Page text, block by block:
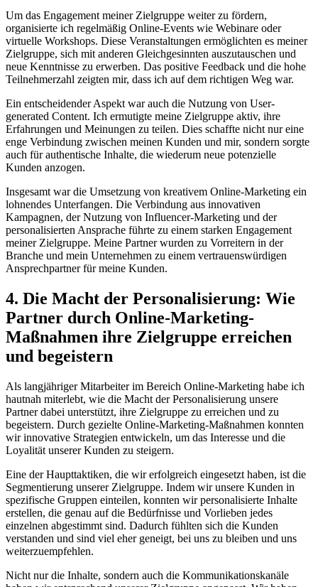
Um das Engagement meiner Zielgruppe weiter zu fördern,
organisierte ich regelmäßig Online-Events wie Webinare oder
virtuelle Workshops. Diese Veranstaltungen ermöglichten es meiner
Zielgruppe, sich mit anderen Gleichgesinnten auszutauschen und
neue Kenntnisse zu erwerben. Das positive Feedback und die hohe
Teilnehmerzahl zeigten mir, dass ich auf dem richtigen Weg war.
Ein entscheidender Aspekt war auch die Nutzung von User-
generated Content. Ich ermutigte meine Zielgruppe aktiv, ihre
Erfahrungen und Meinungen zu teilen. Dies schaffte nicht nur eine
enge Verbindung zwischen meinen Kunden und mir, sondern sorgte
auch für authentische Inhalte, die wiederum neue potenzielle
Kunden anzogen.
Insgesamt war die Umsetzung von kreativem Online-Marketing ein
lohnendes Unterfangen. Die Verbindung aus innovativen
Kampagnen, der Nutzung von Influencer-Marketing und der
personalisierten Ansprache führte zu einem starken Engagement
meiner Zielgruppe. Meine Partner wurden zu Vorreitern in der
Branche und mein Unternehmen zu einem vertrauenswürdigen
Ansprechpartner für meine Kunden.
4. Die Macht der Personalisierung: Wie
Partner durch Online-Marketing-
Maßnahmen ihre Zielgruppe erreichen
und begeistern
Als langjähriger Mitarbeiter im Bereich Online-Marketing habe ich
hautnah miterlebt, wie die Macht der Personalisierung unsere
Partner dabei unterstützt, ihre Zielgruppe zu erreichen und zu
begeistern. Durch gezielte Online-Marketing-Maßnahmen konnten
wir innovative Strategien entwickeln, um das Interesse und die
Loyalität unserer Kunden zu steigern.
Eine der Haupttaktiken, die wir erfolgreich eingesetzt haben, ist die
Segmentierung unserer Zielgruppe. Indem wir unsere Kunden in
spezifische Gruppen einteilen, konnten wir personalisierte Inhalte
erstellen, die genau auf die Bedürfnisse und Vorlieben jedes
einzelnen abgestimmt sind. Dadurch fühlten sich die Kunden
verstanden und sind viel eher geneigt, bei uns zu bleiben und uns
weiterzuempfehlen.
Nicht nur die Inhalte, sondern auch die Kommunikationskanäle